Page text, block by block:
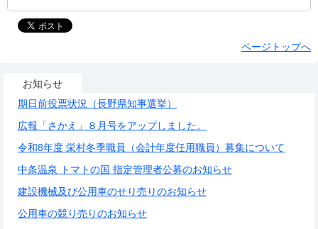
ページトップへ
お知らせ
期日前投票状況（長野県知事選挙）
広報「さかえ」８月号をアップしました。
令和8年度 栄村冬季職員（会計年度任用職員）募集について
中条温泉 トマトの国 指定管理者公募のお知らせ
建設機械及び公用車のせり売りのお知らせ
公用車の競り売りのお知らせ